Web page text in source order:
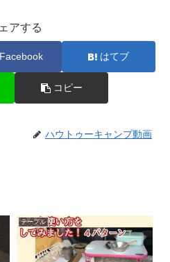
アする
Facebook はてブ
コピー
ハウトゥーキャンプ動画
テーブル